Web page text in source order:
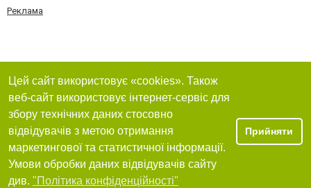
Реклама
Цей сайт використовує «cookies». Також
веб-сайт використовує інтернет-сервіс для
збору технічних даних стосовно
відвідувачів з метою отримання
маркетингової та статистичної інформації.
Умови обробки даних відвідувачів сайту
див. "Політика конфіденційності"
Прийняти